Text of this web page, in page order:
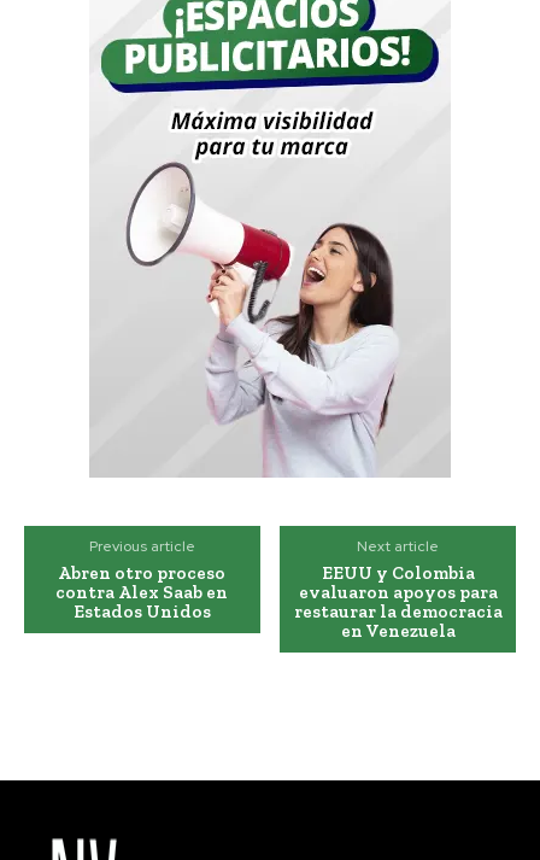
Previous article
Abren otro proceso
contra Alex Saab en
Estados Unidos
Next article
EEUU y Colombia
evaluaron apoyos para
restaurar la democracia
en Venezuela